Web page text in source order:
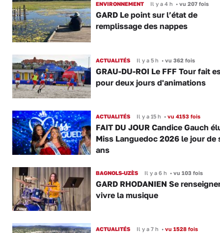
ENVIRONNEMENT Il y a 4 h •vu 207 fois
GARD Le point sur l’état de
remplissage des nappes
ACTUALITÉS Il y a 5 h •vu 362 fois
GRAU-DU-ROI Le FFF Tour fait
pour deux jours d'animations
ACTUALITÉS Il y a 15 h •vu 4153 fois
FAIT DU JOUR Candice Gauch
Miss Languedoc 2026 le jour de
ans
BAGNOLS-UZÈS Il y a 6 h •vu 103 fois
GARD RHODANIEN Se
vivre la musique
ACTUALITÉS Il y a 7 h •vu 1528 fois